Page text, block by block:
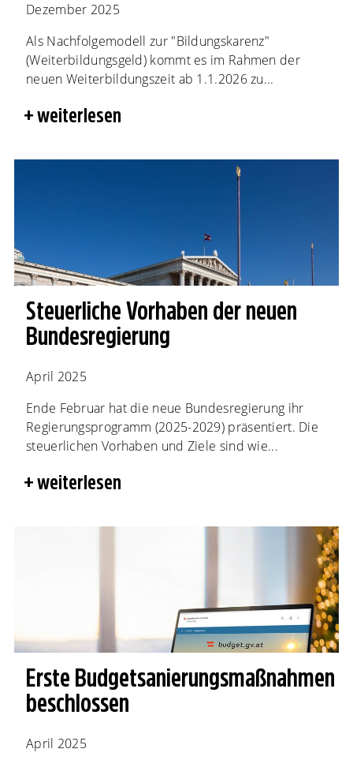
Dezember 2025
Als Nachfolgemodell zur "Bildungskarenz"
(Weiterbildungsgeld) kommt es im Rahmen der
neuen Weiterbildungszeit ab 1.1.2026 zu...
weiterlesen
Steuerliche Vorhaben der neuen
Bundesregierung
April 2025
Ende Februar hat die neue Bundesregierung ihr
Regierungsprogramm (2025-2029) präsentiert. Die
steuerlichen Vorhaben und Ziele sind wie...
weiterlesen
Erste Budgetsanierungs­maßnahmen
beschlossen
April 2025